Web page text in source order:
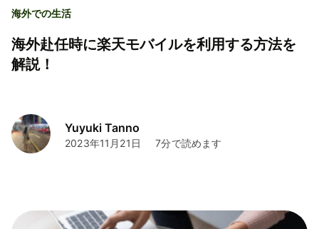
海外での生活
海外赴任時に楽天モバイルを利用する方法を
解説！
Yuyuki Tanno
2023年11月21日 7分で読めます